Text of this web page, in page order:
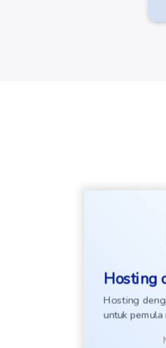
Hosting
Hosting
untuk pemula